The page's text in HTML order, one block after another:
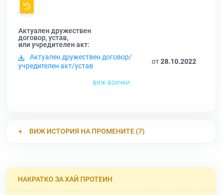
Актуален дружествен
договор, устав,
или учредителен акт:
Актуален дружествен договор/
учредителен акт/устав
от28.10.2022
виж всички
ВИЖ ИСТОРИЯ НА ПРОМЕНИТЕ (7)
НАКРАТКО ЗА ХАЙ ПРОТЕИН